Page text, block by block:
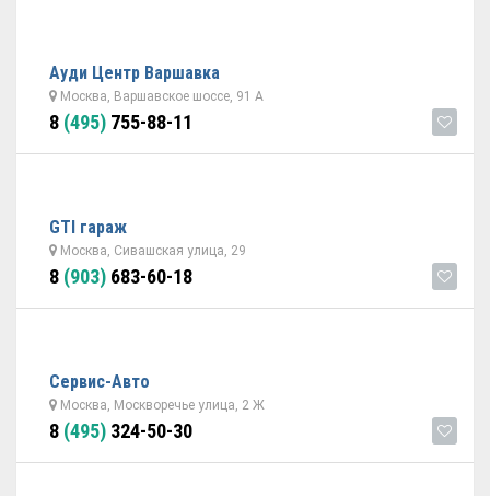
Ауди Центр Варшавка
Москва, Варшавское шоссе, 91 А
8 (495) 755-88-11
GTI гараж
Москва, Сивашская улица, 29
8 (903) 683-60-18
Сервис-Авто
Москва, Москворечье улица, 2 Ж
8 (495) 324-50-30